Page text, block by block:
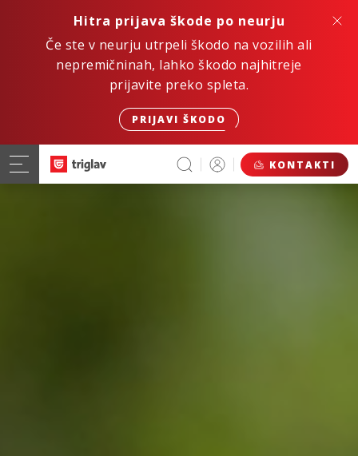
Hitra prijava škode po neurju
Če ste v neurju utrpeli škodo na vozilih ali
nepremičninah, lahko škodo najhitreje
prijavite preko spleta.
PRIJAVI ŠKODO
KONTAKTI